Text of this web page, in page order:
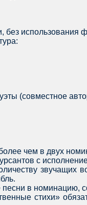
без использования
(совместное
чем в двух
с
звучащих
в номинацию,
стихи»